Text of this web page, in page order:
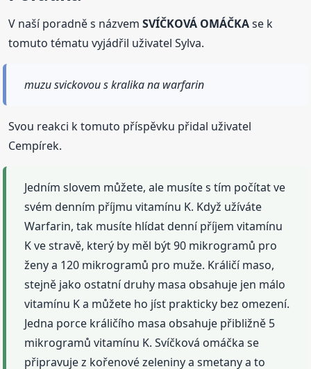
V naší poradně s názvemSVÍČKOVÁ OMÁČKAse k
tomuto tématu vyjádřil uživatel Sylva.
muzu svickovou s kralika na warfarin
Svou reakci k tomuto příspěvku přidal uživatel
Cempírek.
Jedním slovem můžete, ale musíte s tím počítat ve
svém denním příjmu vitamínu K. Když užíváte
Warfarin, tak musíte hlídat denní příjem vitamínu
K ve stravě, který by měl být 90 mikrogramů pro
ženy a 120 mikrogramů pro muže. Králičí maso,
stejně jako ostatní druhy masa obsahuje jen málo
vitamínu K a můžete ho jíst prakticky bez omezení.
Jedna porce králičího masa obsahuje přibližně 5
mikrogramů vitamínu K. Svíčková omáčka se
připravuje z kořenové zeleniny a smetany a to